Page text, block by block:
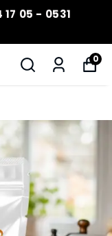
17 05 - 0531
0